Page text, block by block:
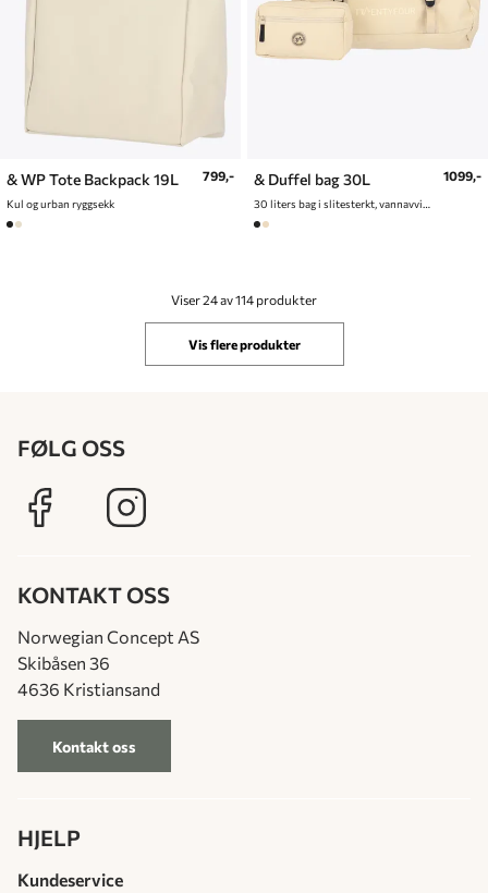
& WP Tote Backpack 19L
Kul og urban ryggsekk
799,- & Duffel bag 30L
30 liters bag i slitesterkt, vannavvisende materiale
1099,-
Viser 24 av 114 produkter
Vis flere produkter
FØLG OSS
KONTAKT OSS
Norwegian Concept AS
Skibåsen 36
4636 Kristiansand
Kontakt oss
HJELP
Kundeservice